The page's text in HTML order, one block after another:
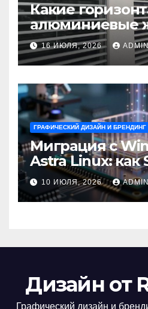
Какие
алюминиевые
выбрать для
16 ИЮЛЯ, 2026
ГРАФИЧЕСКИЙ ДИЗАЙН И БРЕНДИНГ
Миграция с
Astra Linux: как
Group
10 ИЮЛЯ, 2026
Дизайн от
Графический дизайн и